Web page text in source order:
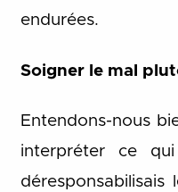
endurées.
Soigner le mal
Entendons-nous
interpréter ce
déresponsabilisais